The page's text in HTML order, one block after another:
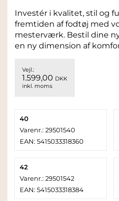
Investér i kvalitet, stil og
fremtiden af fodtøj med
mesterværk. Bestil dine
en ny dimension af
Vejl.:
1.599,00 DKK
inkl. moms
40
Varenr.: 29501540
EAN: 5415033318360
42
Varenr.: 29501542
EAN: 5415033318384